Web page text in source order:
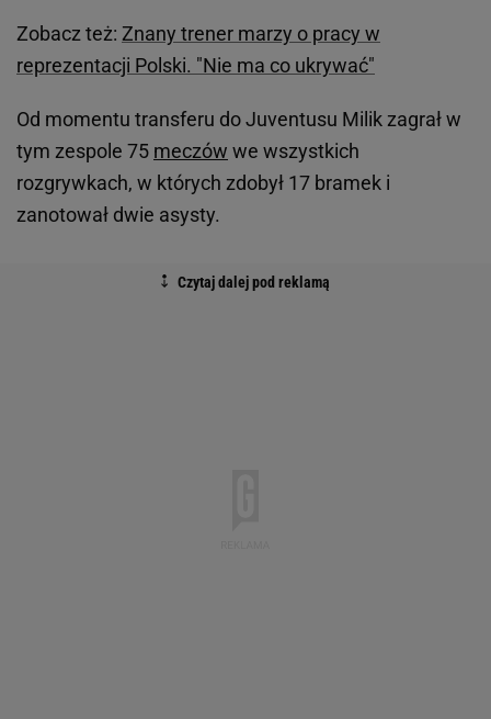
Zobacz też: Znany trener marzy o pracy w
reprezentacji Polski. "Nie ma co ukrywać"
Od momentu transferu do Juventusu Milik zagrał w
tym zespole 75 meczów we wszystkich
rozgrywkach, w których zdobył 17 bramek i
zanotował dwie asysty.